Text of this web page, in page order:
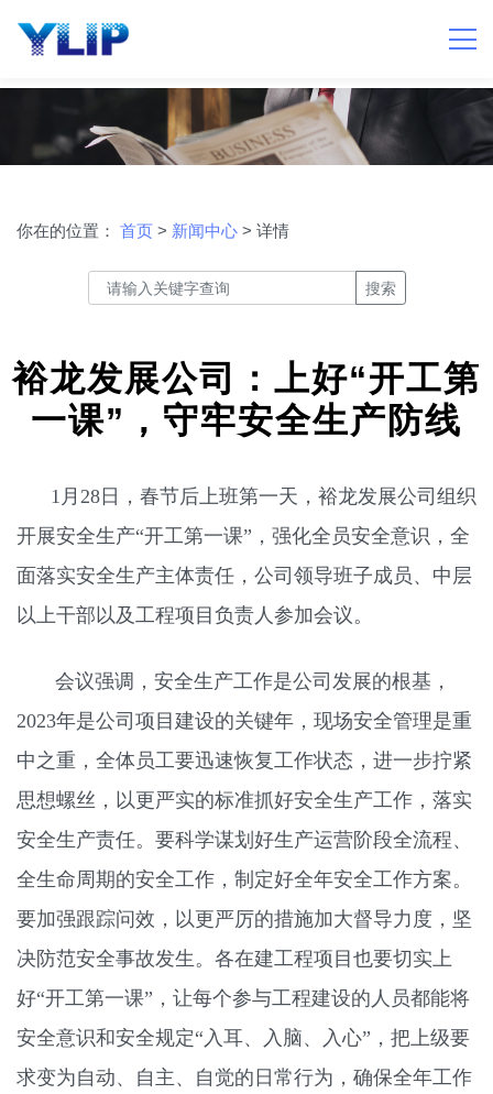
你在的位置： 首页 > 新闻中心 > 详情
搜索
裕龙发展公司：上好“开工第
一课”，守牢安全生产防线
1月28日，春节后上班第一天，裕龙发展公司组织
开展安全生产“开工第一课”，强化全员安全意识，全
面落实安全生产主体责任，公司领导班子成员、中层
以上干部以及工程项目负责人参加会议。
会议强调，安全生产工作是公司发展的根基，
2023年是公司项目建设的关键年，现场安全管理是重
中之重，全体员工要迅速恢复工作状态，进一步拧紧
思想螺丝，以更严实的标准抓好安全生产工作，落实
安全生产责任。要科学谋划好生产运营阶段全流程、
全生命周期的安全工作，制定好全年安全工作方案。
要加强跟踪问效，以更严厉的措施加大督导力度，坚
决防范安全事故发生。各在建工程项目也要切实上
好“开工第一课”，让每个参与工程建设的人员都能将
安全意识和安全规定“入耳、入脑、入心”，把上级要
求变为自动、自主、自觉的日常行为，确保全年工作